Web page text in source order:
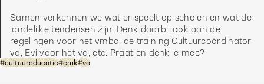
Samen verkennen we wat er speelt op scholen en wat de
landelijke tendensen zijn. Denk daarbij ook aan de
regelingen voor het vmbo, de training Cultuurcoördinator
vo, Evi voor het vo, etc. Praat en denk je mee?
#cultuureducatie#cmk#vo